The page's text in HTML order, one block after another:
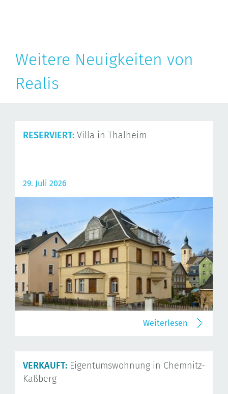
Weitere Neuigkeiten von
Realis
RESERVIERT: Villa in Thalheim
29. Juli 2026
Weiterlesen
VERKAUFT: Eigentumswohnung in Chemnitz-
Kaßberg